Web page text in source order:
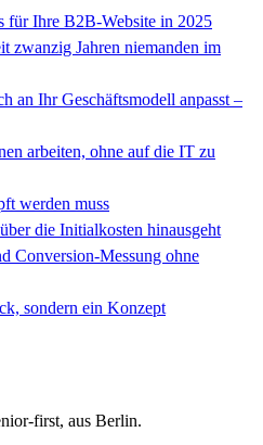
für Ihre B2B-Website in 2025
zwanzig Jahren niemanden im
an Ihr Geschäftsmodell anpasst –
arbeiten, ohne auf die IT zu
werden muss
die Initialkosten hinausgeht
Conversion-Messung ohne
sondern ein Konzept
first, aus Berlin.